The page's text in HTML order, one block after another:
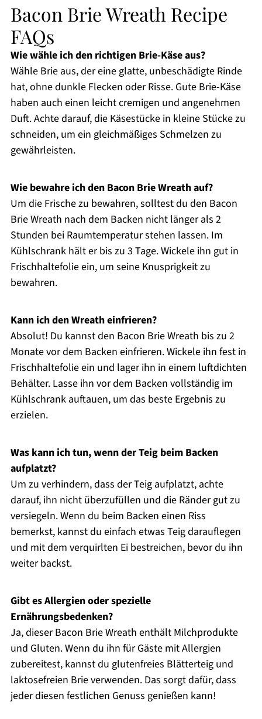
Bacon Brie Wreath Recipe
FAQs
Wie wähle ich den richtigen Brie-Käse aus?
Wähle Brie aus, der eine glatte, unbeschädigte Rinde
hat, ohne dunkle Flecken oder Risse. Gute Brie-Käse
haben auch einen leicht cremigen und angenehmen
Duft. Achte darauf, die Käsestücke in kleine Stücke zu
schneiden, um ein gleichmäßiges Schmelzen zu
gewährleisten.
Wie bewahre ich den Bacon Brie Wreath auf?
Um die Frische zu bewahren, solltest du den Bacon
Brie Wreath nach dem Backen nicht länger als 2
Stunden bei Raumtemperatur stehen lassen. Im
Kühlschrank hält er bis zu 3 Tage. Wickele ihn gut in
Frischhaltefolie ein, um seine Knusprigkeit zu
bewahren.
Kann ich den Wreath einfrieren?
Absolut! Du kannst den Bacon Brie Wreath bis zu 2
Monate vor dem Backen einfrieren. Wickele ihn fest in
Frischhaltefolie ein und lager ihn in einem luftdichten
Behälter. Lasse ihn vor dem Backen vollständig im
Kühlschrank auftauen, um das beste Ergebnis zu
erzielen.
Was kann ich tun, wenn der Teig beim Backen
aufplatzt?
Um zu verhindern, dass der Teig aufplatzt, achte
darauf, ihn nicht überzufüllen und die Ränder gut zu
versiegeln. Wenn du beim Backen einen Riss
bemerkst, kannst du einfach etwas Teig darauflegen
und mit dem verquirlten Ei bestreichen, bevor du ihn
weiter backst.
Gibt es Allergien oder spezielle
Ernährungsbedenken?
Ja, dieser Bacon Brie Wreath enthält Milchprodukte
und Gluten. Wenn du ihn für Gäste mit Allergien
zubereitest, kannst du glutenfreies Blätterteig und
laktosefreien Brie verwenden. Das sorgt dafür, dass
jeder diesen festlichen Genuss genießen kann!